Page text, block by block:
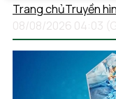
Trang chủTruyền
08/08/2026 04:03